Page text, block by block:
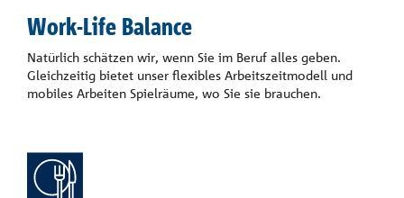
Work-Life Balance
Natürlich schätzen wir, wenn Sie im Beruf alles geben.
Gleichzeitig bietet unser flexibles Arbeitszeitmodell und
mobiles Arbeiten Spielräume, wo Sie sie brauchen.